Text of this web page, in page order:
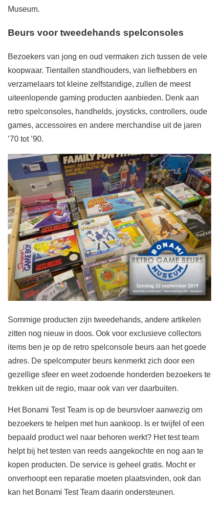
Museum.
Beurs voor tweedehands spelconsoles
Bezoekers van jong en oud vermaken zich tussen de vele
koopwaar. Tientallen standhouders, van liefhebbers en
verzamelaars tot kleine zelfstandige, zullen de meest
uiteenlopende gaming producten aanbieden. Denk aan
retro spelconsoles, handhelds, joysticks, controllers, oude
games, accessoires en andere merchandise uit de jaren
’70 tot ’90.
Sommige producten zijn tweedehands, andere artikelen
zitten nog nieuw in doos. Ook voor exclusieve collectors
items ben je op de retro spelconsole beurs aan het goede
adres. De spelcomputer beurs kenmerkt zich door een
gezellige sfeer en weet zodoende honderden bezoekers te
trekken uit de regio, maar ook van ver daarbuiten.
Het Bonami Test Team is op de beursvloer aanwezig om
bezoekers te helpen met hun aankoop. Is er twijfel of een
bepaald product wel naar behoren werkt? Het test team
helpt bij het testen van reeds aangekochte en nog aan te
kopen producten. De service is geheel gratis. Mocht er
onverhoopt een reparatie moeten plaatsvinden, ook dan
kan het Bonami Test Team daarin ondersteunen.